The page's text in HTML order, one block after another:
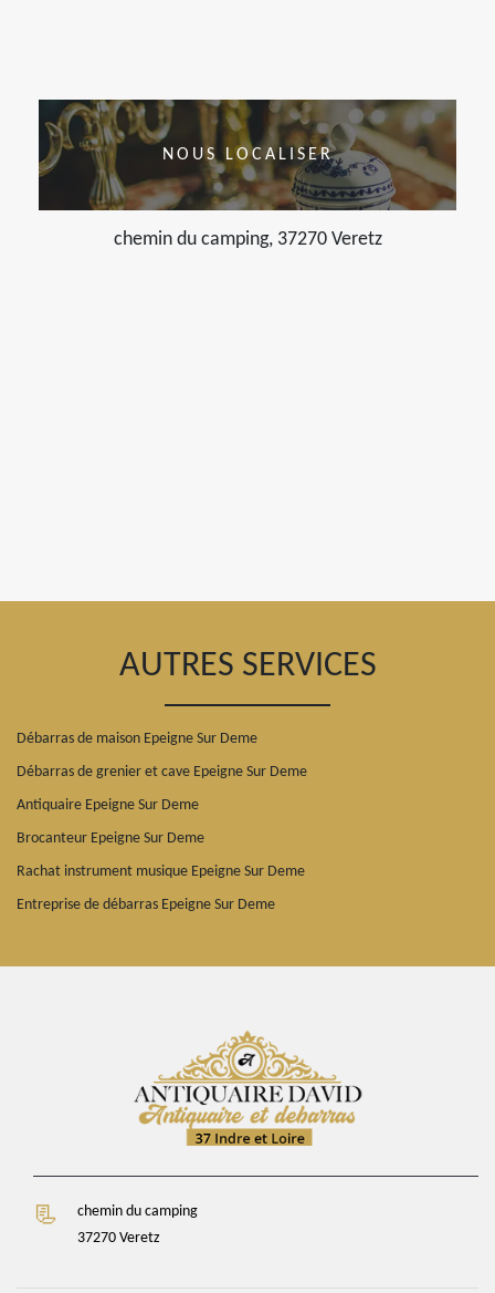
NOUS LOCALISER
chemin du camping, 37270 Veretz
AUTRES SERVICES
Débarras de maison Epeigne Sur Deme
Débarras de grenier et cave Epeigne Sur Deme
Antiquaire Epeigne Sur Deme
Brocanteur Epeigne Sur Deme
Rachat instrument musique Epeigne Sur Deme
Entreprise de débarras Epeigne Sur Deme
chemin du camping
37270 Veretz